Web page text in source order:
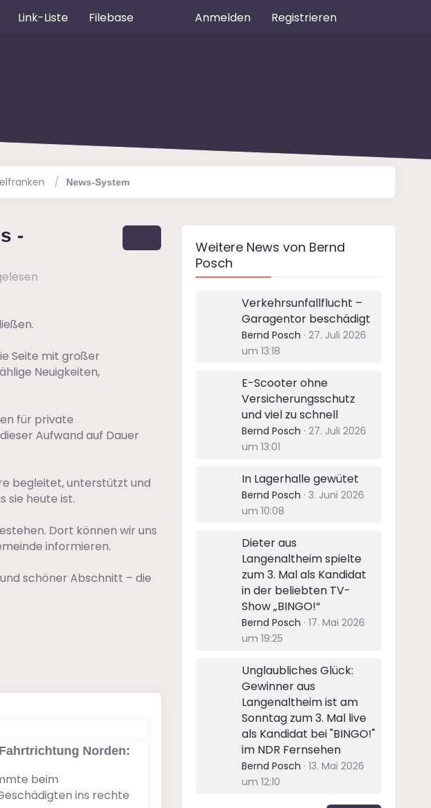
Link-Liste Filebase Anmelden Registrieren
News-System
-
Seite mit großer
Neuigkeiten,
für private
Aufwand auf Dauer
begleitet, unterstützt und
sie heute ist.
Dort können wir uns
informieren.
schöner Abschnitt – die
Norden:
beim
ins rechte
Weitere News von Bernd
Posch
Verkehrsunfallflucht –
Garagentor beschädigt
Bernd Posch 27. Juli 2026
um 13:18
E-Scooter ohne
Versicherungsschutz
und viel zu schnell
Bernd Posch 27. Juli 2026
um 13:01
In Lagerhalle gewütet
Bernd Posch 3. Juni 2026
um 10:08
Dieter aus
Langenaltheim spielte
zum 3. Mal als Kandidat
in der beliebten TV-
Show „BINGO!“
Bernd Posch 17. Mai 2026
um 19:25
Unglaubliches Glück:
Gewinner aus
Langenaltheim ist am
Sonntag zum 3. Mal live
als Kandidat bei "BINGO!"
im NDR Fernsehen
Bernd Posch 13. Mai 2026
um 12:10